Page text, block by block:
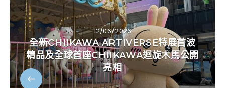
12/06/2026
全新CHIIKAWA ARTIVERSE特展首波
精品及全球首座CHIIKAWA迴旋木馬公開
亮相